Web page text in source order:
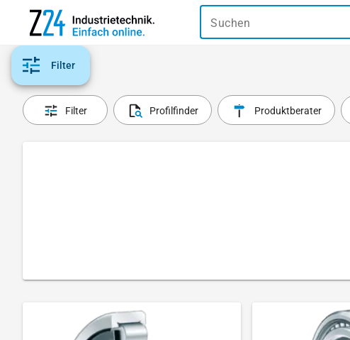
Suchen
Filter
Filter Profilfinder Produktberater